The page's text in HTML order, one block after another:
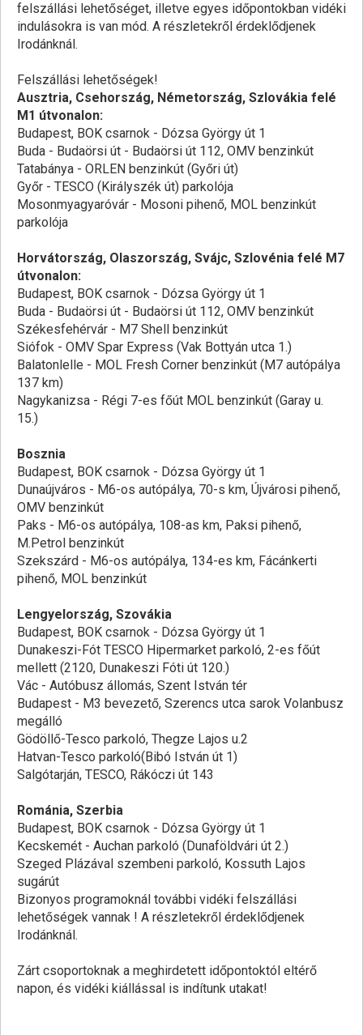
felszállási lehetőséget, illetve egyes időpontokban vidéki
indulásokra is van mód. A részletekről érdeklődjenek
Irodánknál.
Felszállási lehetőségek!
Ausztria, Csehország, Németország, Szlovákia felé
M1 útvonalon:
Budapest, BOK csarnok - Dózsa György út 1
Buda - Budaörsi út - Budaörsi út 112, OMV benzinkút
Tatabánya - ORLEN benzinkút (Győri út)
Győr - TESCO (Királyszék út) parkolója
Mosonmyagyaróvár - Mosoni pihenő, MOL benzinkút
parkolója
Horvátország, Olaszország, Svájc, Szlovénia felé M7
útvonalon:
Budapest, BOK csarnok - Dózsa György út 1
Buda - Budaörsi út - Budaörsi út 112, OMV benzinkút
Székesfehérvár - M7 Shell benzinkút
Siófok - OMV Spar Express (Vak Bottyán utca 1.)
Balatonlelle - MOL Fresh Corner benzinkút (M7 autópálya
137 km)
Nagykanizsa - Régi 7-es főút MOL benzinkút (Garay u.
15.)
Bosznia
Budapest, BOK csarnok - Dózsa György út 1
Dunaújváros - M6-os autópálya, 70-s km, Újvárosi pihenő,
OMV benzinkút
Paks - M6-os autópálya, 108-as km, Paksi pihenő,
M.Petrol benzinkút
Szekszárd - M6-os autópálya, 134-es km, Fácánkerti
pihenő, MOL benzinkút
Lengyelország, Szovákia
Budapest, BOK csarnok - Dózsa György út 1
Dunakeszi-Fót TESCO Hipermarket parkoló, 2-es főút
mellett (2120, Dunakeszi Fóti út 120.)
Vác - Autóbusz állomás, Szent István tér
Budapest - M3 bevezető, Szerencs utca sarok Volanbusz
megálló
Gödöllő-Tesco parkoló, Thegze Lajos u.2
Hatvan-Tesco parkoló(Bibó István út 1)
Salgótarján, TESCO, Rákóczi út 143
Románia, Szerbia
Budapest, BOK csarnok - Dózsa György út 1
Kecskemét - Auchan parkoló (Dunaföldvári út 2.)
Szeged Plázával szembeni parkoló, Kossuth Lajos
sugárút
Bizonyos programoknál további vidéki felszállási
lehetőségek vannak ! A részletekről érdeklődjenek
Irodánknál.
Zárt csoportoknak a meghirdetett időpontoktól eltérő
napon, és vidéki kiállással is indítunk utakat!